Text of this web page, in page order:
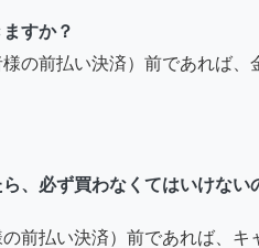
すか？
の前払い決済）前であれば、
、必ず買わなくてはいけない
前払い決済）前であれば、キ